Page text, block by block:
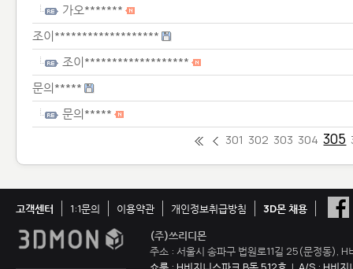
가오*******
조이*******************
조이*******************
문의*****
문의*****
301 302 303 304 305
고객센터 1:1문의 이용약관 개인정보취급방침
3D몬 채용
(주)쓰리디몬
주소 : 서울시 송파구 법원로11길 25(문정동),